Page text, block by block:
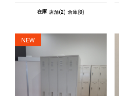
在庫 店舗(2) 倉庫(0)
NEW